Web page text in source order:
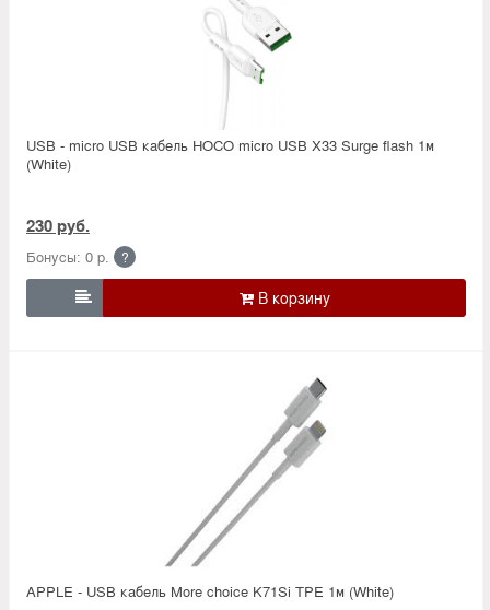
USB - micro USB кабель HOCO micro USB X33 Surge flash 1м
(White)
230 руб.
Бонусы: 0 р. ?

APPLE - USB кабель More choice K71Si TPE 1м (White)